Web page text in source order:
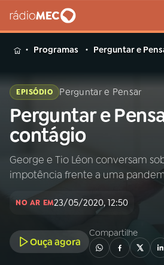
MENU
Buscar
na
Rádio
MEC
Início
Programas Perguntar e
EPISÓDIO Perguntar e Pensar
Perguntar e
contágio
George e Tio Léon conversam
impotência frente a uma
NO AR EM23/05/2020, 12:50
Ouça agora
Compartilhe